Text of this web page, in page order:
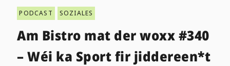
PODCAST SOZIALES
Am Bistro mat der woxx #340
– Wéi ka Sport fir jiddereen*t